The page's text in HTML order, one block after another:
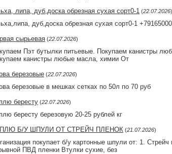
липа, дуб,доска обрезная сухая сорт0-1 (22.07.2026)
дуб,доска обрезная сухая сорт0-1
сырьевая (22.07.2026)
Пэт бутылки питьевые. Покупаем канистры
канистры любые масла, химии От
березовые (22.07.2026)
березовые в мешках сетках по 50л по 70 руб
бересту (22.07.2026)
бересту березовую 20-25 рублей кг
Б/У ШПУЛИ ОТ СТРЕЙЧ ПЛЕНОК (21.07.2026)
покупает б/у картонные шпули от: 1.
ПВД пленки Втулки сухие, без